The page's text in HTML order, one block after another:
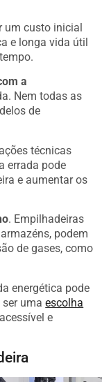
um custo inicial
e longa vida útil
a
Nem todas as
de
técnicas
errada pode
e aumentar os
. Empilhadeiras
podem
de gases, como
energética pode
uma escolha
e